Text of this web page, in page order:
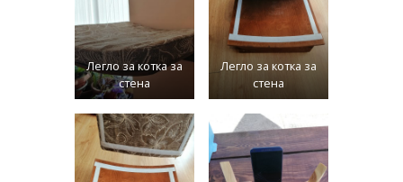
Легло за котка за
стена
Легло за котка за
стена